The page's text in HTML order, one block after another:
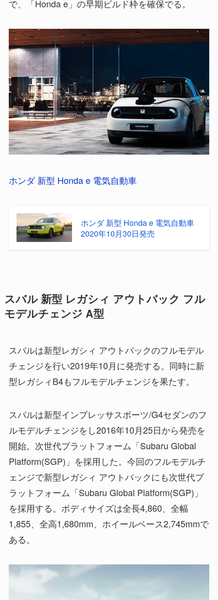
で、「Honda e」の早期ビルド枠を確保でる。
ホンダ 新型 Honda e 電気自動車
ホンダ 新型 Honda e 電気自動車
2020年10月30日発売
スバル 新型 レガシィ アウトバック フル
モデルチェンジ A型
スバルは新型レガシィ アウトバックのフルモデル
チェンジを行い2019年10月に発売する。同時に新
型レガシィB4もフルモデルチェンジを果たす。
スバルは新型インプレッサスポーツ/G4セダンのフ
ルモデルチェンジをし2016年10月25日から発売を
開始。次世代プラットフォーム「Subaru Global
Platform(SGP)」を採用した。今回のフルモデルチ
ェンジで新型レガシィ アウトバックにも次世代プ
ラットフォーム「Subaru Global Platform(SGP)」
を採用する。ボディサイズは全長4,860、全幅
1,855、全高1,680mm、ホイールベース2,745mmで
ある。